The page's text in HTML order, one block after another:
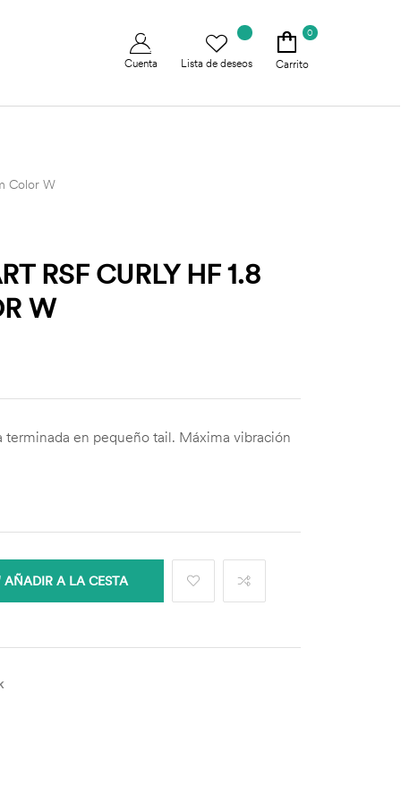
Cuenta Lista de deseos
0
Carrito
Color W
RSF CURLY HF 1.8
W
terminada en pequeño tail. Máxima vibración
AÑADIR A LA CESTA